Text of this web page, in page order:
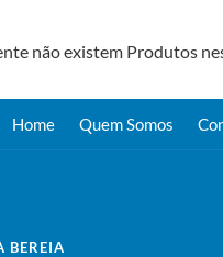
não existem Produtos
Home Quem Somos
BEREIA